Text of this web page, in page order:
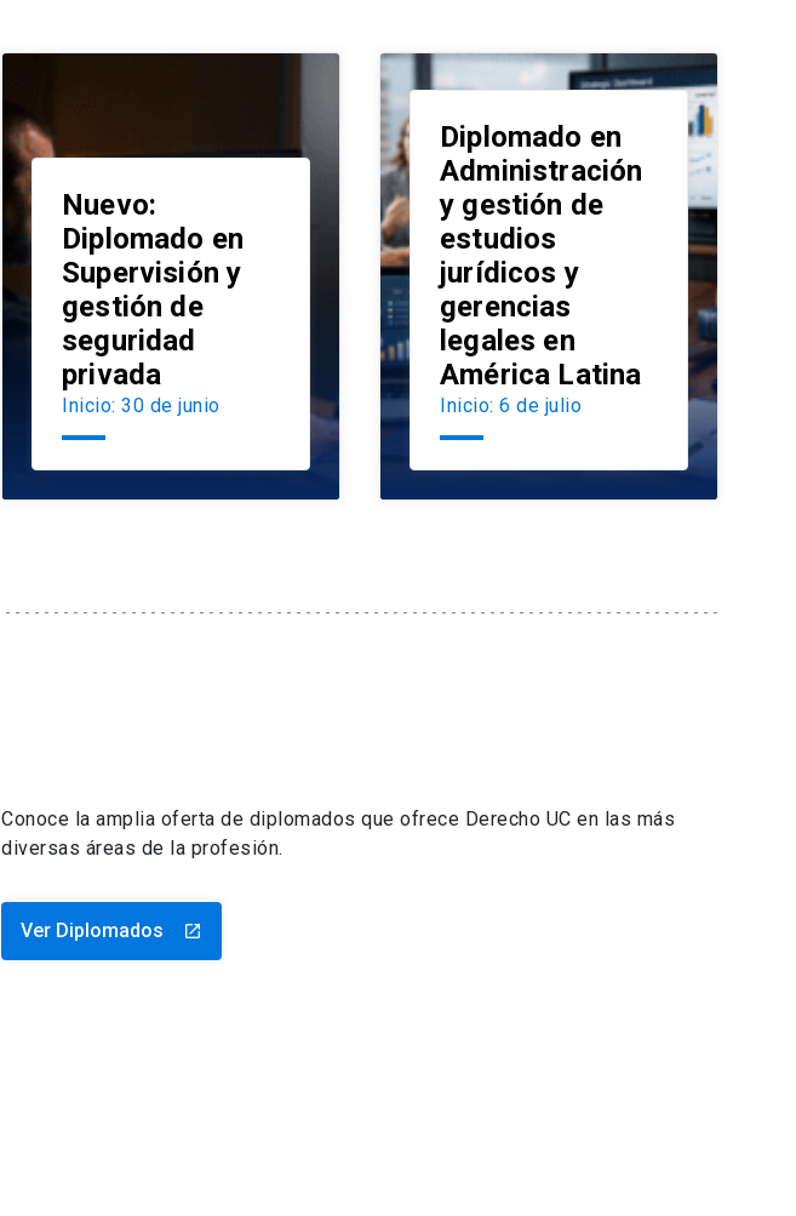
Nuevo:
Diplomado en
Supervisión y
gestión de
seguridad
privada
Inicio: 30 de junio
Diplomado en
Administración
y gestión de
estudios
jurídicos y
gerencias
legales en
América Latina
Inicio: 6 de julio
Conoce la amplia oferta de diplomados que ofrece Derecho UC en las más
diversas áreas de la profesión.
Ver Diplomados launch